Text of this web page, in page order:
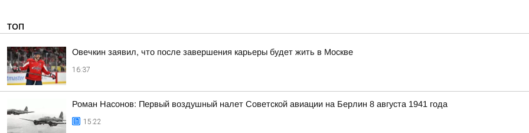
ТОП
Овечкин заявил, что после завершения карьеры будет жить в Москве
16:37
Роман Насонов: Первый воздушный налет Советской авиации на Берлин 8 августа 1941 года
15:22